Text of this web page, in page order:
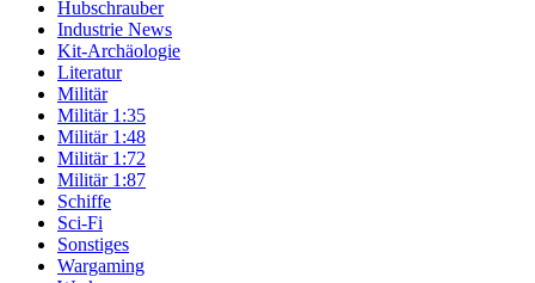
Hubschrauber
Industrie News
Kit-Archäologie
Literatur
Militär
Militär 1:35
Militär 1:48
Militär 1:72
Militär 1:87
Schiffe
Sci-Fi
Sonstiges
Wargaming